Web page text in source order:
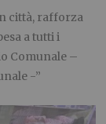
città, rafforza
a tutti i
Comunale –
-”